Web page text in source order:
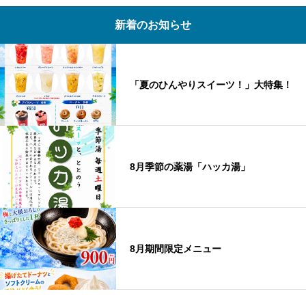
新着のお知らせ
「夏のひんやりスイーツ！」大特集！
8月季節の薬湯「ハッカ湯」
8月期間限定メニュー